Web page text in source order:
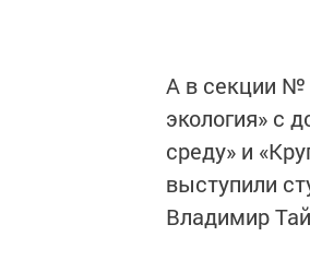
А в секции №
экология» с
среду» и
выступили
Владимир